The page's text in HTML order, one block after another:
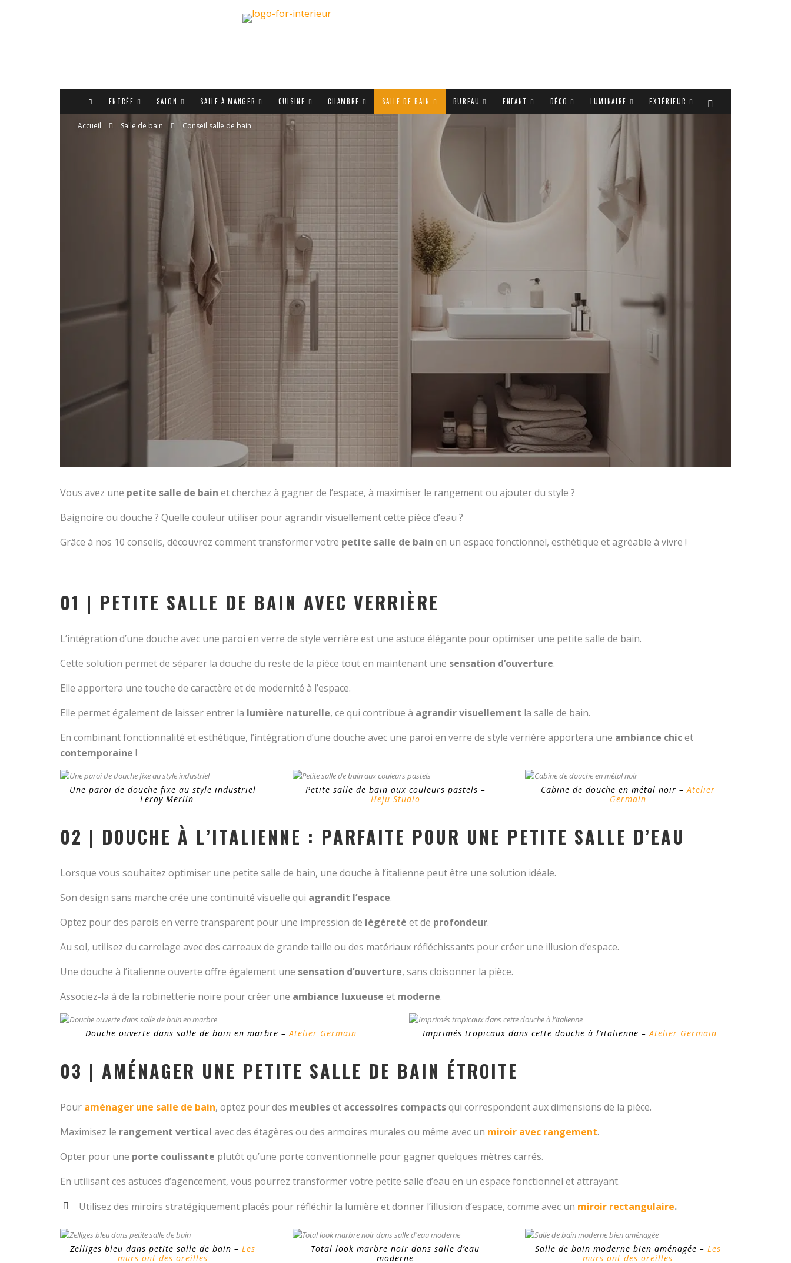
ENTRÉE SALON SALLE À MANGER CUISINE CHAMBRE SALLE DE BAIN BUREAU ENFANT DÉCO LUMINAIRE EXTÉRIEUR
Accueil Salle de bain Conseil salle de bain
Vous avez une petite salle de bain et cherchez à gagner de l’espace, à maximiser le rangement ou ajouter du style ?
Baignoire ou douche ? Quelle couleur utiliser pour agrandir visuellement cette pièce d’eau ?
Grâce à nos 10 conseils, découvrez comment transformer votre petite salle de bain en un espace fonctionnel, esthétique et agréable à vivre !
01 | PETITE SALLE DE BAIN AVEC VERRIÈRE
L’intégration d’une douche avec une paroi en verre de style verrière est une astuce élégante pour optimiser une petite salle de bain.
Cette solution permet de séparer la douche du reste de la pièce tout en maintenant une sensation d’ouverture.
Elle apportera une touche de caractère et de modernité à l’espace.
Elle permet également de laisser entrer la lumière naturelle, ce qui contribue à agrandir visuellement la salle de bain.
En combinant fonctionnalité et esthétique, l’intégration d’une douche avec une paroi en verre de style verrière apportera une ambiance chicet
contemporaine !
Une paroi de douche fixe au style industriel
– Leroy Merlin
Petite salle de bain aux couleurs pastels –
Heju Studio
Cabine de douche en métal noir –Atelier
Germain
02 | DOUCHE À L’ITALIENNE : PARFAITE POUR UNE PETITE SALLE D’EAU
Lorsque vous souhaitez optimiser une petite salle de bain, une douche à l’italienne peut être une solution idéale.
Son design sans marche crée une continuité visuelle qui agrandit l’espace.
Optez pour des parois en verre transparent pour une impression de légèreté et de profondeur.
Au sol, utilisez du carrelage avec des carreaux de grande taille ou des matériaux réfléchissants pour créer une illusion d’espace.
Une douche à l’italienne ouverte offre également une sensation d’ouverture, sans cloisonner la pièce.
Associez-la à de la robinetterie noire pour créer une ambiance luxueuse et moderne.
Douche ouverte dans salle de bain en marbre –Atelier Germain Imprimés tropicaux dans cette douche à l’italienne –Atelier Germain
03 | AMÉNAGER UNE PETITE SALLE DE BAIN ÉTROITE
Pour aménager une salle de bain, optez pour des meubleset accessoires compactsqui correspondent aux dimensions de la pièce.
Maximisez le rangement vertical avec des étagères ou des armoires murales ou même avec un miroir avec rangement.
Opter pour une porte coulissante plutôt qu’une porte conventionnelle pour gagner quelques mètres carrés.
En utilisant ces astuces d’agencement, vous pourrez transformer votre petite salle d’eau en un espace fonctionnel et attrayant.
Utilisez des miroirs stratégiquement placés pour réfléchir la lumière et donner l’illusion d’espace, comme avec un miroir rectangulaire.
Zelliges bleu dans petite salle de bain –Les
murs ont des oreilles
Total look marbre noir dans salle d’eau
moderne
Salle de bain moderne bien aménagée – Les
murs ont des oreilles